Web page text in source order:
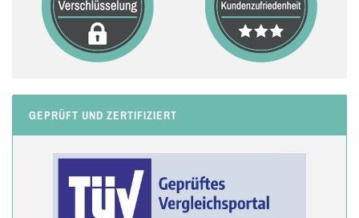
GEPRÜFT UND ZERTIFIZIERT